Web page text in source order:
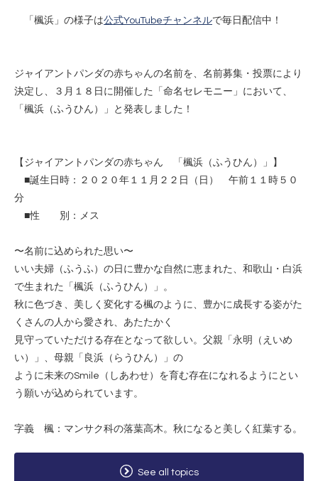
「楓浜」の様子は公式YouTubeチャンネルで毎日配信中！
ジャイアントパンダの赤ちゃんの名前を、名前募集・投票により
決定し、３月１８日に開催した「命名セレモニー」において、
「楓浜（ふうひん）」と発表しました！
【ジャイアントパンダの赤ちゃん 「楓浜（ふうひん）」】
■誕生日時：２０２０年１１月２２日（日） 午前１１時５０
分
■性 別：メス
〜名前に込められた思い〜
いい夫婦（ふうふ）の日に豊かな自然に恵まれた、和歌山・白浜
で生まれた「楓浜（ふうひん）」。
秋に色づき、美しく変化する楓のように、豊かに成長する姿がた
くさんの人から愛され、あたたかく
見守っていただける存在となって欲しい。父親「永明（えいめ
い）」、母親「良浜（らうひん）」の
ように未来のSmile（しあわせ）を育む存在になれるようにとい
う願いが込められています。
字義 楓：マンサク科の落葉高木。秋になると美しく紅葉する。
See all topics